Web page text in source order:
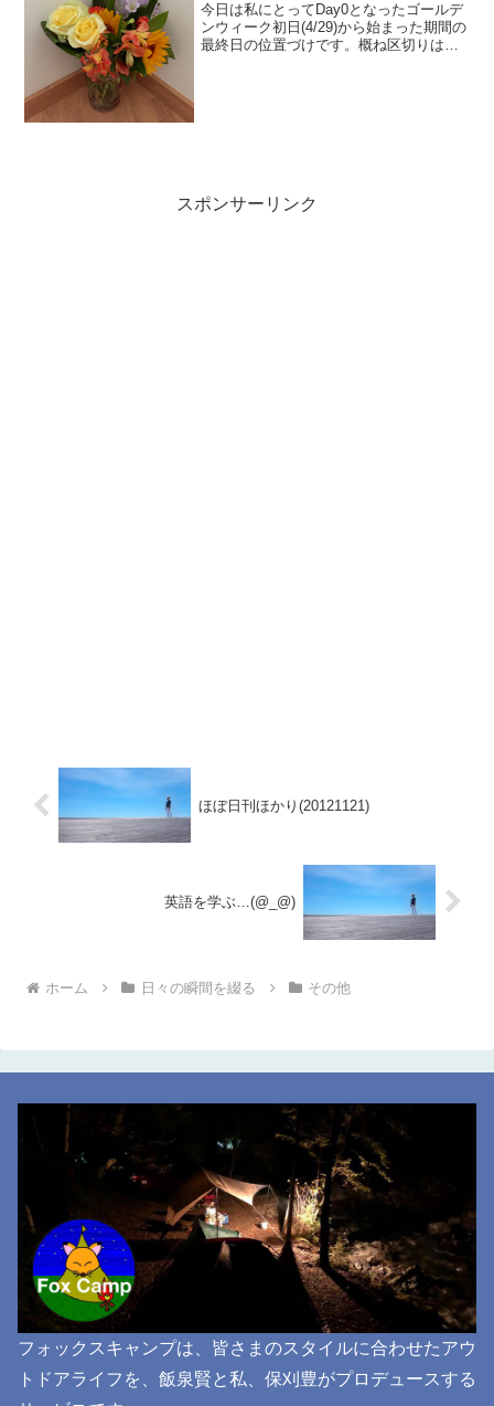
今日は私にとってDay0となったゴールデ
ンウィーク初日(4/29)から始まった期間の
最終日の位置づけです。概ね区切りはつ
スポンサーリンク
ほぼ日刊ほかり(20121121)
英語を学ぶ…(@_@)
ホーム 日々の瞬間を綴る その他
フォックスキャンプは、皆さまのスタイルに合わせたアウ
トドアライフを、飯泉賢と私、保刈豊がプロデュースする